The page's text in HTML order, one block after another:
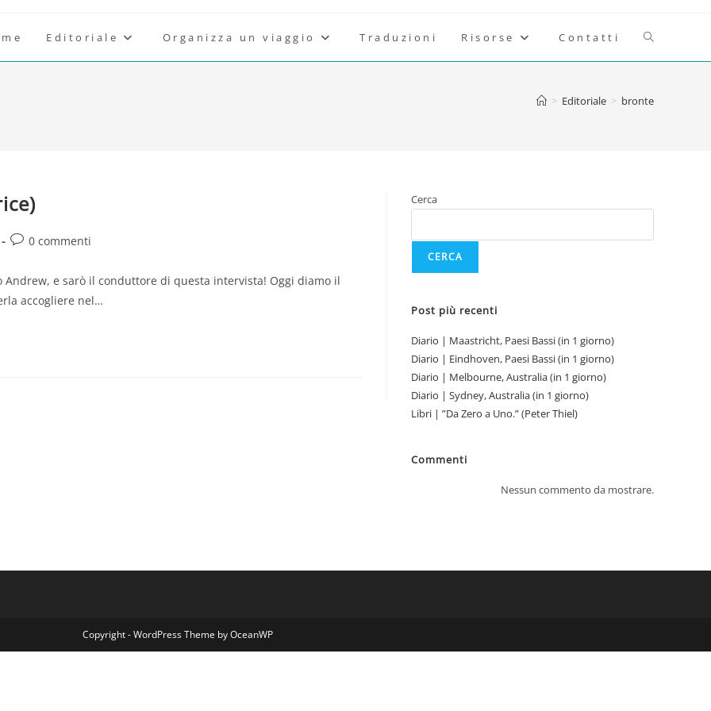
Editoriale Organizza un viaggio Traduzioni Risorse Contatti Attiva/
> Editoriale > bronte
Commenti
0 commenti
e sarò il conduttore di questa intervista! Oggi diamo il
accogliere nel…
Cerca
CERCA
Post più recenti
Diario | Maastricht, Paesi Bassi (in 1 giorno)
Diario | Eindhoven, Paesi Bassi (in 1 giorno)
Diario | Melbourne, Australia (in 1 giorno)
Diario | Sydney, Australia (in 1 giorno)
Libri | ”Da Zero a Uno.” (Peter Thiel)
Commenti
Nessun commento da mostrare.
Copyright - WordPress Theme by OceanWP